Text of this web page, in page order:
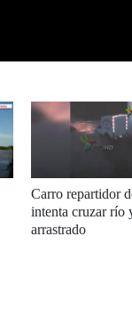
Carro repartidor
intenta cruzar río
arrastrado